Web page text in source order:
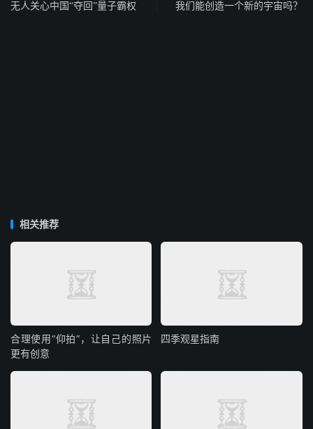
无人关心中国“夺回”量子霸权 我们能创造一个新的宇宙吗？
相关推荐
合理使用“仰拍”，让自己的照片
更有创意
四季观星指南